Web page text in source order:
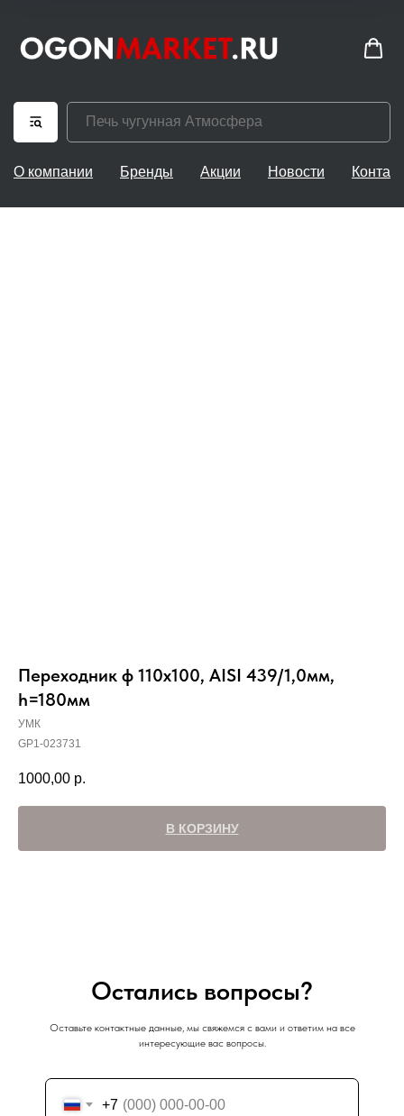
О компании Бренды Акции Новости
Переходник ф 110х100, AISI 439/1,0мм,
h=180мм
УМК
GP1-023731
1000,00 р.
В КОРЗИНУ
Остались вопросы?
Оставьте контактные данные, мы свяжемся с вами и ответим на все
интересующие вас вопросы.
+7